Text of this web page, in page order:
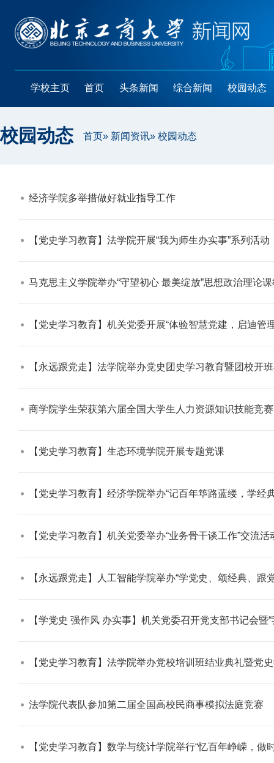
学校主页 首页 头条新闻 综合新闻 校园动态
校园动态 首页» 新闻资讯» 校园动态
经济学院多举措做好就业指导工作​
【党史学习教育】法学院开展“我为师生办实事”系列活动​
马克思主义学院举办“守望初心 最美绽放”思想政治理论
【党史学习教育】机关党委开展“体验智慧党建，启迪管
【永远跟党走】法学院举办党史团史学习教育暨团校开
商学院学生荣获第六届全国大学生人力资源知识技能竞赛（
【党史学习教育】生态环境学院开展专题党课​
【党史学习教育】经济学院举办“记百年筚路蓝缕，学经典笃创新知” 学术节开幕
【党史学习教育】机关党委举办“业务骨干谈工作”交流活
【永远跟党走】人工智能学院举办“学党史、颂经典、跟党走”主题
【学党史 强作风 办实事】机关党委召开党支部书记会暨“我
【党史学习教育】法学院举办党校培训班结业典礼暨党
法学院代表队参加第二届全国高校民商事模拟法庭竞赛​
【党史学习教育】数学与统计学院举行“忆百年峥嵘，做